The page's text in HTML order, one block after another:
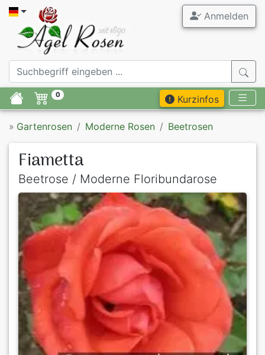
Anmelden
0 Kurzinfos
» Gartenrosen Moderne Rosen Beetrosen
Fiametta
Beetrose / Moderne Floribundarose